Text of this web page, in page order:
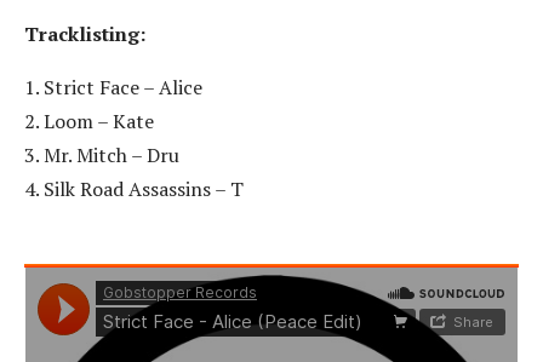
Tracklisting:
1. Strict Face – Alice
2. Loom – Kate
3. Mr. Mitch – Dru
4. Silk Road Assassins – T